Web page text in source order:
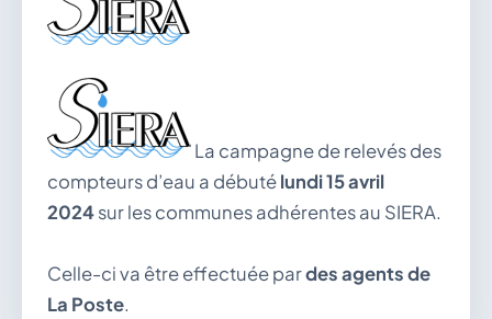
Vie locale & Associations
Découvrir la commune
Secrétariat ouvert
Lundi, mardi, jeudi, vendredi de 8h30 à 12h et
après-midi sur rendez-vous. Samedi sur rendez-
La campagne de relevés des
compteurs d’eau a débutélundi 15 avril
2024sur les communes adhérentes au SIERA.
Celle-ci va être effectuée pardes agents de
La Poste.